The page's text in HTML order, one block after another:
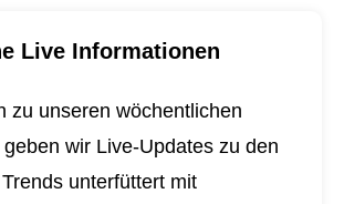
Live Informationen
zu unseren wöchentlichen
wir Live-Updates zu den
unterfüttert mit